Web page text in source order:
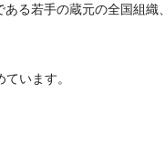
る若手の蔵元の全国組織、
います。